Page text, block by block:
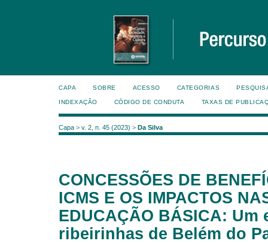
CAPA SOBRE ACESSO CATEGORIAS
INDEXAÇÃO CÓDIGO DE CONDUTA TAXAS DE
Capa > v. 2, n. 45 (2023) > Da Silva
CONCESSÕES DE
ICMS E OS IMPACTOS
EDUCAÇÃO BÁSICA:
ribeirinhas de Belém do